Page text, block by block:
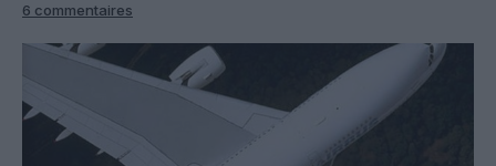
6 commentaires